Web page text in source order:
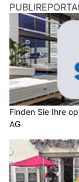
Finden Sie Ihre
AG